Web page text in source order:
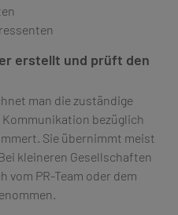
erstellt und prüft den
man die zuständige
bezüglich
Sie übernimmt meist
kleineren Gesellschaften
vom PR-Team oder dem